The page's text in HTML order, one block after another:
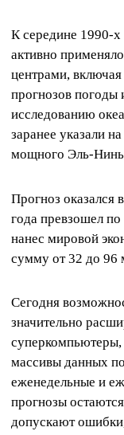
К середине 1990-х
активно
центрами,
прогнозов погоды
исследованию
заранее указали
мощного Эль-
Прогноз оказался
года превзошел
нанес мировой
сумму от 32 до 96
Сегодня
значительно
массивы данных
еженедельные и
прогнозы
допускают